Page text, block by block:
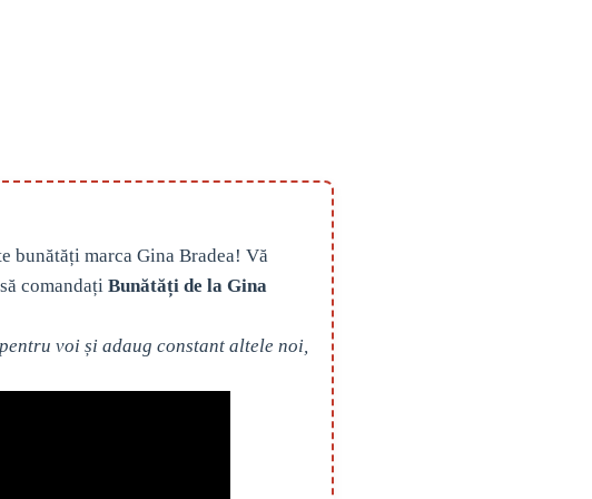
bunătăți marca Gina Bradea! Vă
comandați Bunătăți de la Gina
voi și adaug constant altele noi,